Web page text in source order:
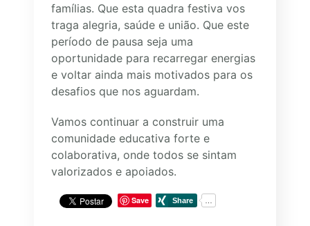
famílias. Que esta quadra festiva vos
traga alegria, saúde e união. Que este
período de pausa seja uma
oportunidade para recarregar energias
e voltar ainda mais motivados para os
desafios que nos aguardam.
Vamos continuar a construir uma
comunidade educativa forte e
colaborativa, onde todos se sintam
valorizados e apoiados.
Save